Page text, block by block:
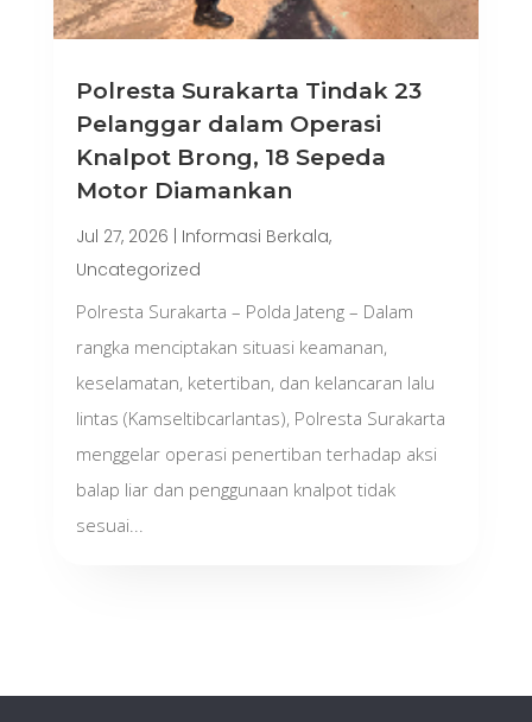
Polresta Surakarta Tindak 23
Pelanggar dalam Operasi
Knalpot Brong, 18 Sepeda
Motor Diamankan
Jul 27, 2026 Informasi Berkala,
Uncategorized
Polresta Surakarta – Polda Jateng – Dalam
rangka menciptakan situasi keamanan,
keselamatan, ketertiban, dan kelancaran lalu
lintas (Kamseltibcarlantas), Polresta Surakarta
menggelar operasi penertiban terhadap aksi
balap liar dan penggunaan knalpot tidak
sesuai...